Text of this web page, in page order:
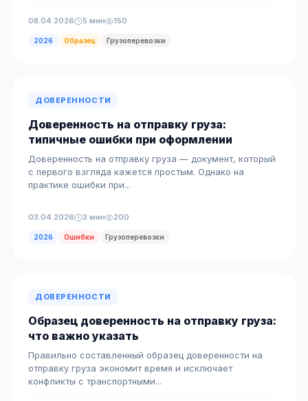
08.04.2026 5 мин 150
2026 Образец Грузоперевозки
ДОВЕРЕННОСТИ
Доверенность на отправку груза:
типичные ошибки при оформлении
Доверенность на отправку груза — документ, который
с первого взгляда кажется простым. Однако на
практике ошибки при...
03.04.2026 3 мин 200
2026 Ошибки Грузоперевозки
ДОВЕРЕННОСТИ
Образец доверенность на отправку груза:
что важно указать
Правильно составленный образец доверенности на
отправку груза экономит время и исключает
конфликты с транспортными...